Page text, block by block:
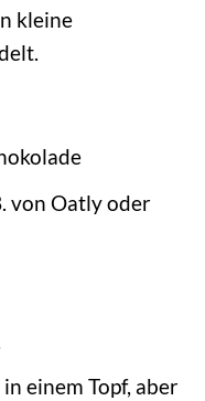
kleine
von Oatly oder
einem Topf, aber